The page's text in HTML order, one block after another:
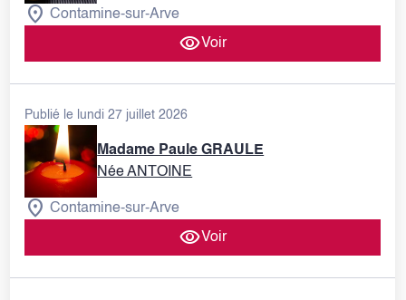
Contamine-sur-Arve
Voir
Publié le lundi 27 juillet 2026
Madame Paule GRAULE
Née ANTOINE
Contamine-sur-Arve
Voir